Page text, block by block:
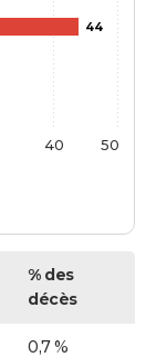
44
40 50
% des
décès
0,7 %